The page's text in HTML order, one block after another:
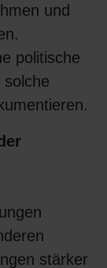
und
politische
stärker